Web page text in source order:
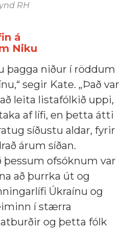
RH
á
Niku
þagga niður í röddum
segir Kate. „Það var
leita listafólkið uppi,
af lífi, en þetta átti
síðustu aldar, fyrir
árum síðan.
ofsóknum var
að þurrka út og
Úkraínu og
í stærra
og þetta fólk